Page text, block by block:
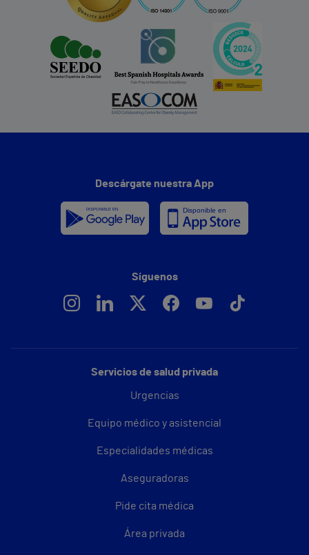
Servicios de salud privada
Urgencias
Equipo médico y asistencial
Especialidades médicas
Aseguradoras
Pide cita médica
Área privada
Descárgate nuestra App
Síguenos